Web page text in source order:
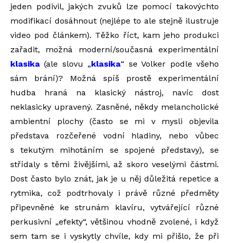
jeden podivil, jakých zvuků lze pomocí takovýchto
modifikací dosáhnout (nejlépe to ale stejně ilustruje
video pod článkem). Těžko říct, kam jeho produkci
zařadit, možná moderní/současná experimentální
klasika (ale slovu „klasika“ se Volker podle všeho
sám brání)? Možná spíš prostě experimentální
hudba hraná na klasický nástroj, navíc dost
neklasicky upravený. Zasněné, někdy melancholické
ambientní plochy (často se mi v mysli objevila
představa rozčeřené vodní hladiny, nebo vůbec
s tekutým mihotáním se spojené představy), se
střídaly s těmi živějšími, až skoro veselými částmi.
Dost často bylo znát, jak je u něj důležitá repetice a
rytmika, což podtrhovaly i právě různé předměty
připevněné ke strunám klavíru, vytvářející různé
perkusivní „efekty“, většinou vhodně zvolené, i když
sem tam se i vyskytly chvíle, kdy mi přišlo, že při